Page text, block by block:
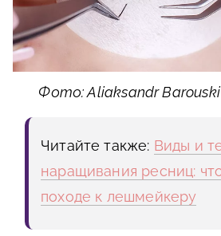
Фото: Aliaksandr
Читайте также: Виды и
наращивания ресниц:
походе к лешмейкеру